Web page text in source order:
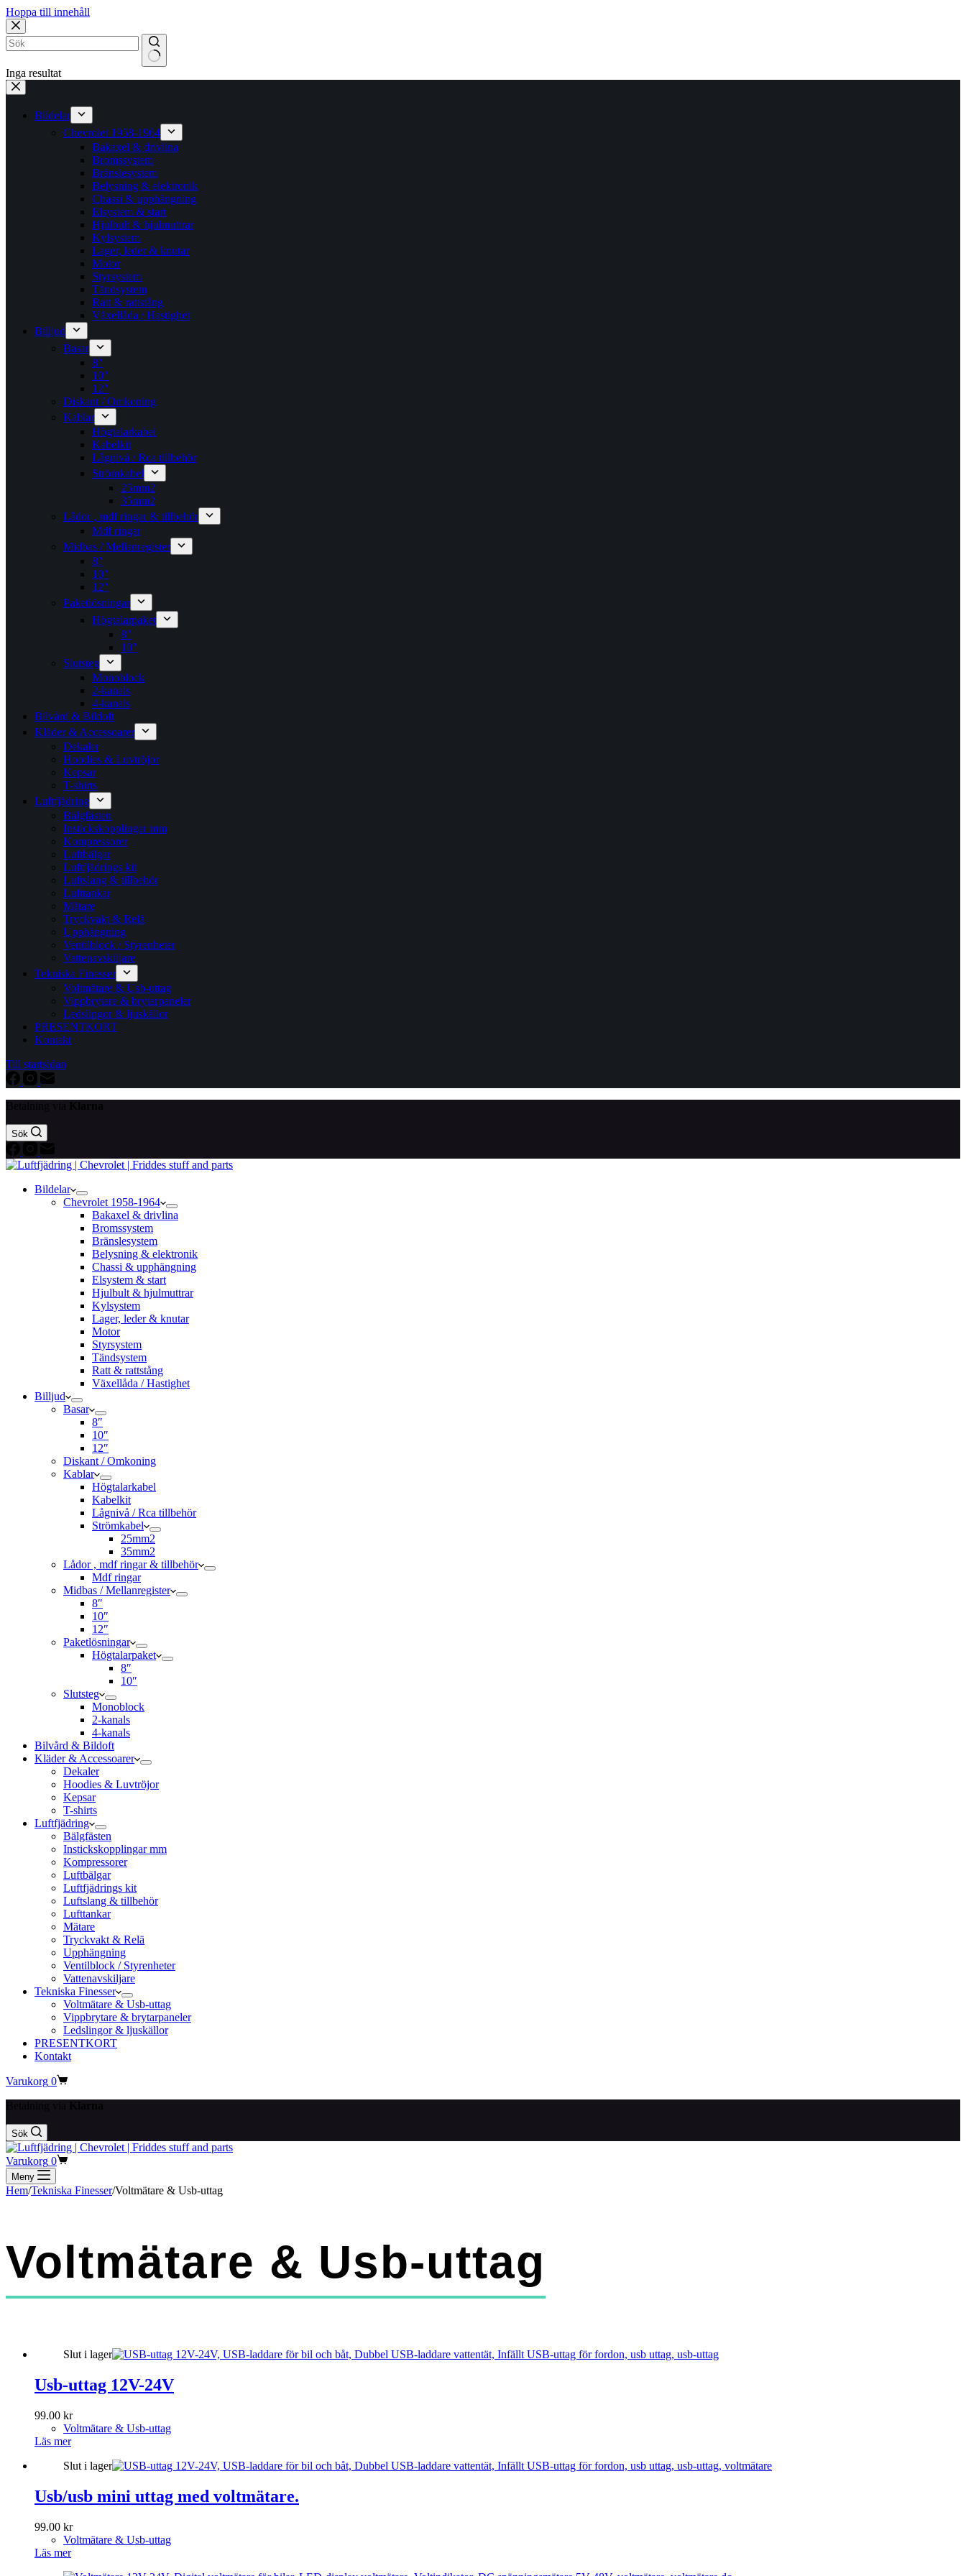
Hoppa till innehåll
Inga resultat
Bildelar
Chevrolet 1958-1964
Bakaxel & drivlina
Bromssystem
Bränslesystem
Belysning & elektronik
Chassi & upphängning
Elsystem & start
Hjulbult & hjulmuttrar
Kylsystem
Lager, leder & knutar
Motor
Styrsystem
Tändsystem
Ratt & rattstång
Växellåda / Hastighet
Billjud
Basar
8″
10″
12″
Diskant / Omkoning​
Kablar
Högtalarkabel
Kabelkit
Lågnivå / Rca tillbehör
Strömkabel
25mm2
35mm2
Lådor , mdf ringar & tillbehör
Mdf ringar
Midbas / Mellanregister
8″
10″
12″
Paketlösningar
Högtalarpaket
8″
10″
Slutsteg
Monoblock
2-kanals
4-kanals
Bilvård & Bildoft
Kläder & Accessoarer
Dekaler
Hoodies & Luvtröjor
Kepsar
T-shirts
Luftfjädring
Bälgfästen
Instickskopplingar mm
Kompressorer
Luftbälgar
Luftfjädrings kit
Luftslang & tillbehör
Lufttankar
Mätare
Tryckvakt & Relä
Upphängning
Ventilblock / Styrenheter
Vattenavskiljare
Tekniska Finesser
Voltmätare & Usb-uttag
Vippbrytare & brytarpaneler
Ledslingor & ljuskällor
PRESENTKORT
Kontakt
Till startsidan
Sök
Bildelar
Chevrolet 1958-1964
Bakaxel & drivlina
Bromssystem
Bränslesystem
Belysning & elektronik
Chassi & upphängning
Elsystem & start
Hjulbult & hjulmuttrar
Kylsystem
Lager, leder & knutar
Motor
Styrsystem
Tändsystem
Ratt & rattstång
Växellåda / Hastighet
Billjud
Basar
8″
10″
12″
Diskant / Omkoning​
Kablar
Högtalarkabel
Kabelkit
Lågnivå / Rca tillbehör
Strömkabel
25mm2
35mm2
Lådor , mdf ringar & tillbehör
Mdf ringar
Midbas / Mellanregister
8″
10″
12″
Paketlösningar
Högtalarpaket
8″
10″
Slutsteg
Monoblock
2-kanals
4-kanals
Bilvård & Bildoft
Kläder & Accessoarer
Dekaler
Hoodies & Luvtröjor
Kepsar
T-shirts
Luftfjädring
Bälgfästen
Instickskopplingar mm
Kompressorer
Luftbälgar
Luftfjädrings kit
Luftslang & tillbehör
Lufttankar
Mätare
Tryckvakt & Relä
Upphängning
Ventilblock / Styrenheter
Vattenavskiljare
Tekniska Finesser
Voltmätare & Usb-uttag
Vippbrytare & brytarpaneler
Ledslingor & ljuskällor
PRESENTKORT
Kontakt
Varukorg 0
Sök
Varukorg 0
Meny
Hem/Tekniska Finesser/Voltmätare & Usb-uttag
Voltmätare & Usb-uttag
Slut i lager
Usb-uttag 12V-24V
99.00 kr
Voltmätare & Usb-uttag
Läs mer
Slut i lager
Usb/usb mini uttag med voltmätare.
99.00 kr
Voltmätare & Usb-uttag
Läs mer